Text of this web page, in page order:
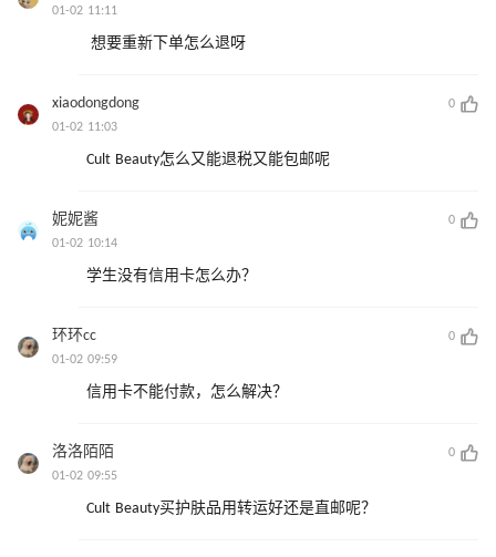
01-02 11:11
想要重新下单怎么退呀
xiaodongdong
0
01-02 11:03
Cult Beauty怎么又能退税又能包邮呢
妮妮酱
0
01-02 10:14
学生没有信用卡怎么办？
环环cc
0
01-02 09:59
信用卡不能付款，怎么解决？
洛洛陌陌
0
01-02 09:55
Cult Beauty买护肤品用转运好还是直邮呢？